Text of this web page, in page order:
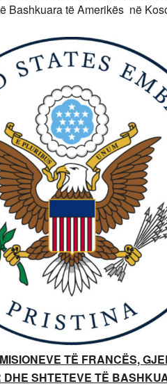
Bashkuara të Amerikës në
TË FRANCËS,
SHTETEVE TË